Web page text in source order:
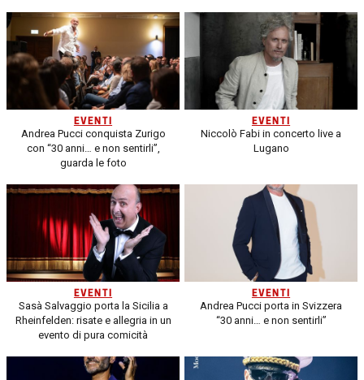
EVENTI
Andrea Pucci conquista Zurigo
con “30 anni… e non sentirli”,
guarda le foto
EVENTI
Niccolò Fabi in concerto live a
Lugano
EVENTI
Sasà Salvaggio porta la Sicilia a
Rheinfelden: risate e allegria in un
evento di pura comicità
EVENTI
Andrea Pucci porta in Svizzera
“30 anni… e non sentirli”